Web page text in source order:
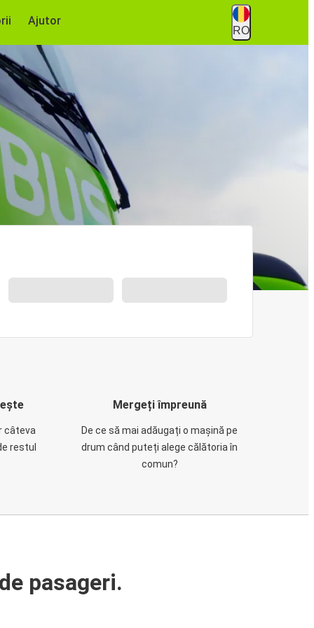
Ajutor
RO
câteva
restul
Mergeți împreună
De ce să mai adăugați o mașină pe
drum când puteți alege călătoria în
comun?
pasageri.